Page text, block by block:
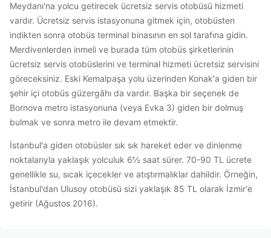
Meydanı'na yolcu getirecek ücretsiz servis otobüsü hizmeti
vardır. Ücretsiz servis istasyonuna gitmek için, otobüsten
indikten sonra otobüs terminal binasının en sol tarafına gidin.
Merdivenlerden inmeli ve burada tüm otobüs şirketlerinin
ücretsiz servis otobüslerini ve terminal hizmeti ücretsiz servisini
göreceksiniz. Eski Kemalpaşa yolu üzerinden Konak'a giden bir
şehir içi otobüs güzergâhı da vardır. Başka bir seçenek de
Bornova metro istasyonuna (veya Evka 3) giden bir dolmuş
bulmak ve sonra metro ile devam etmektir.
İstanbul'a giden otobüsler sık sık hareket eder ve dinlenme
noktalarıyla yaklaşık yolculuk 6½ saat sürer. 70-90 TL ücrete
genellikle su, sıcak içecekler ve atıştırmalıklar dahildir. Örneğin,
İstanbul'dan Ulusoy otobüsü sizi yaklaşık 85 TL olarak İzmir'e
getirir (Ağustos 2016).